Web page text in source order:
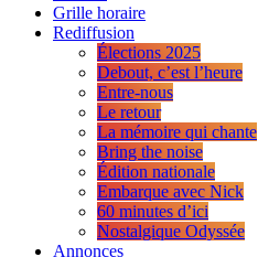
Grille horaire
Rediffusion
Élections 2025
Debout, c’est l’heure
Entre-nous
Le retour
La mémoire qui chante
Bring the noise
Édition nationale
Embarque avec Nick
60 minutes d’ici
Nostalgique Odyssée
Annonces